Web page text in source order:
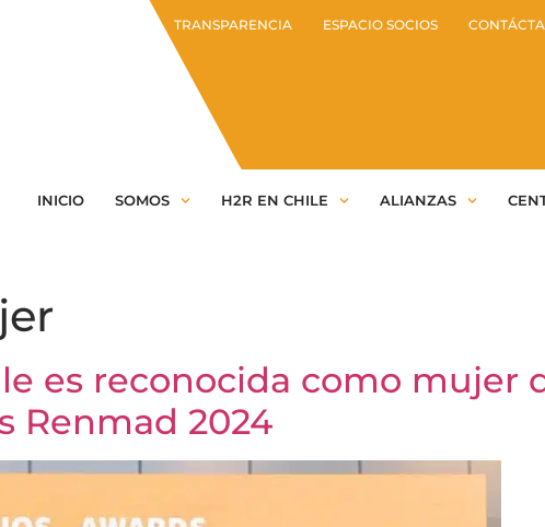
TRANSPARENCIA ESPACIO SOCIOS
INICIO SOMOS H2R EN CHILE ALIANZAS
es reconocida como mujer
Renmad 2024